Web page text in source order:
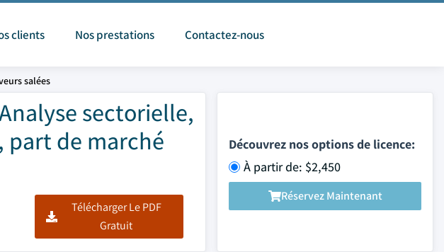
clients Nos prestations Contactez-nous
salées
sectorielle,
part de marché
Télécharger Le PDF
Gratuit
Découvrez nos options de licence:
À partir de: $2,450
Réservez Maintenant